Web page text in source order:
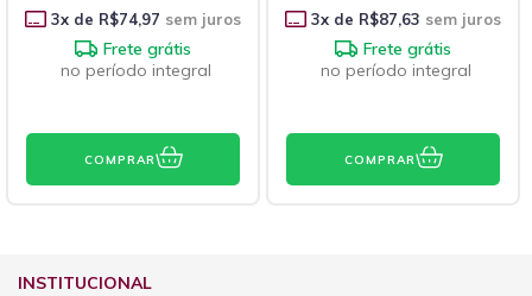
3x de R$74,97 sem juros
Frete grátis
no período integral
COMPRAR
3x de R$87,63 sem juros
Frete grátis
no período integral
COMPRAR
INSTITUCIONAL